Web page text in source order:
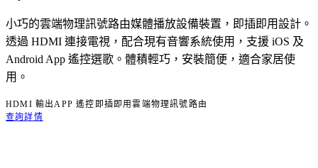
小巧的雲端物理訊號路由媒體播放設備裝置，即插即用設計。
透過 HDMI 連接電視，配合現有音響系統使用，支援 iOS 及
Android App 遙控選歌。體積輕巧，安裝簡便，適合家居使
用。
HDMI 輸出APP 遙控即插即用雲端物理訊號路由
查詢詳情